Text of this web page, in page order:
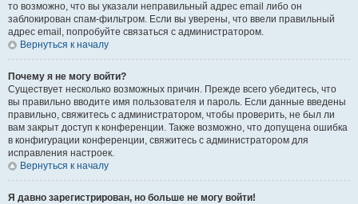
то возможно, что вы указали неправильный адрес email либо он
заблокирован спам-фильтром. Если вы уверены, что ввели правильный
адрес email, попробуйте связаться с администратором.
Вернуться к началу
Почему я не могу войти?
Существует несколько возможных причин. Прежде всего убедитесь, что
вы правильно вводите имя пользователя и пароль. Если данные введены
правильно, свяжитесь с администратором, чтобы проверить, не был ли
вам закрыт доступ к конференции. Также возможно, что допущена ошибка
в конфигурации конференции, свяжитесь с администратором для
исправления настроек.
Вернуться к началу
Я давно зарегистрирован, но больше не могу войти!